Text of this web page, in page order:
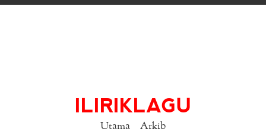
ILIRIKLAGU
Utama Arkib